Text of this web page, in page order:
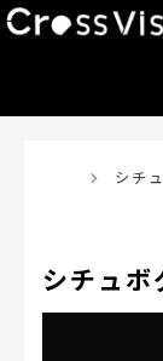
シチ
シチュボ